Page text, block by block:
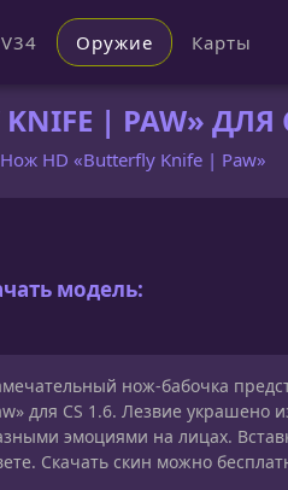
Оружие Карты
| PAW» ДЛЯ
Нож HD «Butterfly Knife | Paw»
модель:
нож-бабочка
для CS 1.6. Лезвие украшено
эмоциями на лицах.
Скачать скин можно